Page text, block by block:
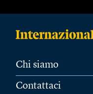
Chi siamo
Contattaci